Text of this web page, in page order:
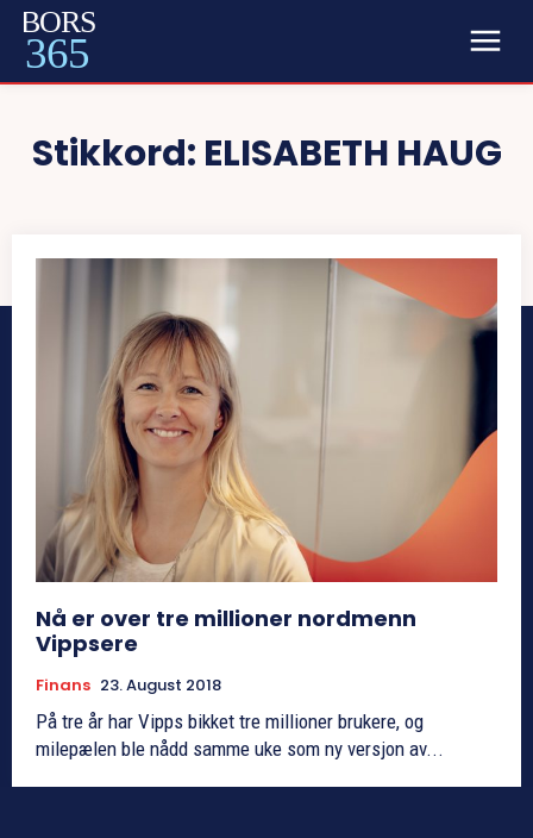
BORS
365
Stikkord: ELISABETH HAUG
Nå er over tre millioner nordmenn
Vippsere
Finans 23. August 2018
På tre år har Vipps bikket tre millioner brukere, og
milepælen ble nådd samme uke som ny versjon av...